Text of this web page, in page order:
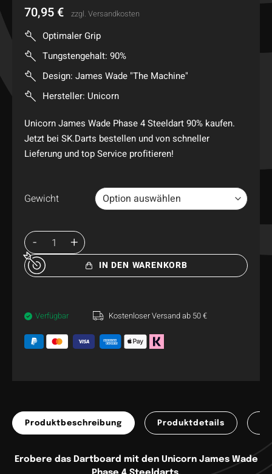
70,95 € zzgl. Versandkosten
Optimaler Grip
Tungstengehalt: 90%
Design: James Wade "The Machine"
Hersteller: Unicorn
Unicorn James Wade Phase 4 Steeldart 90% kaufen.
Jetzt bei SK.Darts bestellen und von schneller
Lieferung und top Service profitieren!
Gewicht
IN DEN WARENKORB
Verfügbar Kostenloser Versand ab 50 €
Produktbeschreibung Produktdetails
Erobere das Dartboard mit den Unicorn James Wade